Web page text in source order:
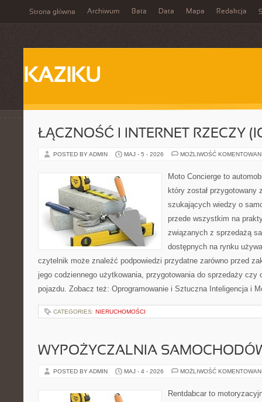
Strona główna Archiwum Bata Data Mapa Redakcja
KAZIKU
ŁĄCZNOŚĆ I INTERNET RZECZY
POSTED BY ADMIN MAJ - 5 - 2026 MOŻLIWOŚĆ
Moto Concierge to
który został przygotowany
szukających wiedzy o
przede wszystkim na
związanych z sprzedażą
dostępnych na rynku
czytelnik może znaleźć podpowiedzi przydatne zarówno przed
jego codziennego użytkowania, przygotowania do sprzedaży czy
pojazdu. Zobacz też: Oprogramowanie i Sztuczna Inteligencja i
CATEGORIES: NIERUCHOMOŚCI
WYPOŻYCZALNIA
POSTED BY ADMIN MAJ - 4 - 2026 MOŻLIWOŚĆ
Rentdabcar to